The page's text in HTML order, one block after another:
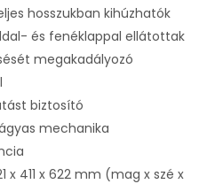
hosszukban kihúzhatók
és fenéklappal ellátottak
megakadályozó
biztosító
mechanika
x 411 x 622 mm (mag x szé x